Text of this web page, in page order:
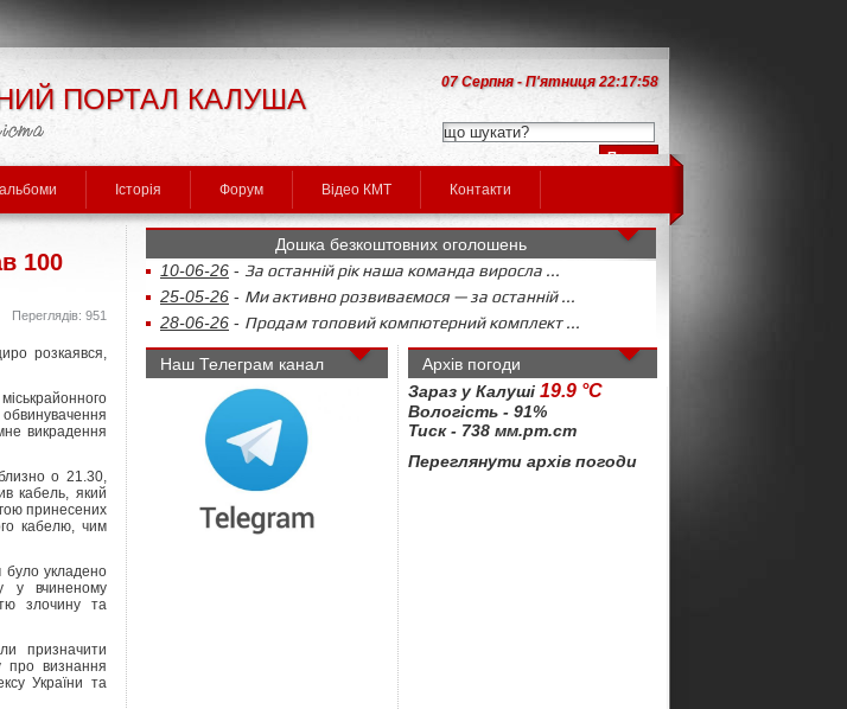
ПОРТАЛ КАЛУША
07 Серпня - П'ятниця 22:17:58
Історія Форум Відео КМТ Контакти
100
Переглядів: 951
розкаявся,
викрадення
о 21.30,
кабель, який
принесених
кабелю, чим
було укладено
у вчиненому
злочину та
призначити
про визнання
України та
Дошка безкоштовних оголошень
10-06-26 - За останній рік наша команда виросла ...
25-05-26 - Ми активно розвиваємося — за останній ...
28-06-26 - Продам топовий компютерний комплект ...
Наш Телеграм канал
Архів погоди
Зараз у Калуші 19.9 °C
Вологість - 91%
Тиск - 738 мм.рт.ст
Переглянути архів погоди